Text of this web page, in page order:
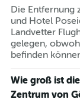
Die Entfernung
und Hotel
Landvetter
gelegen,
befinden
Wie groß ist
Zentrum von